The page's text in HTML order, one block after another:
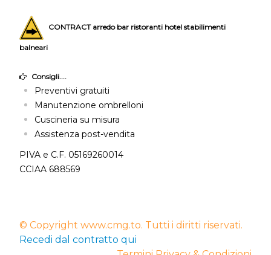
CONTRACT arredo bar ristoranti hotel stabilimenti
balneari
Consigli....
Preventivi gratuiti
Manutenzione ombrelloni
Cuscineria su misura
Assistenza post-vendita
PIVA e C.F. 05169260014
CCIAA 688569
© Copyright www.cmg.to. Tutti i diritti riservati.
Recedi dal contratto qui